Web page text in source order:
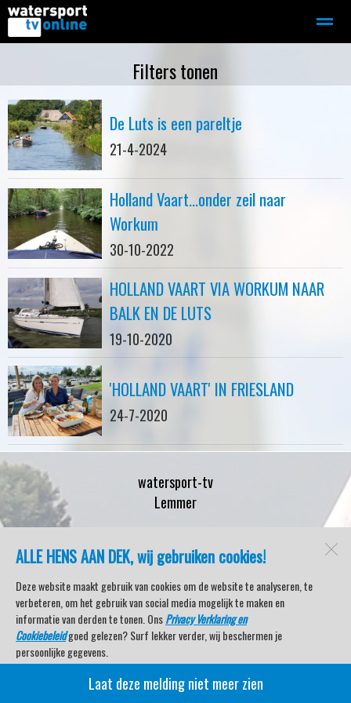
Motorboot-sloep Adverteren
Home Contact Bellen
ALLE HENS AAN DEK, wij gebruiken cookies!
Deze website maakt gebruik van cookies om de website te analyseren, te
verbeteren, om het gebruik van social media mogelijk te maken en
informatie van derden te tonen. OnsPrivacy Verklaring en
Cookiebeleidgoed gelezen? Surf lekker verder, wij beschermen je
persoonlijke gegevens.
Veel kijkplezier met Watersport TV Beleving & Nieuws!
Laat deze melding niet meer zien
Filters tonen
De Luts is een pareltje
21-4-2024
Holland Vaart...onder zeil naar
Workum
30-10-2022
HOLLAND VAART VIA WORKUM NAAR
BALK EN DE LUTS
19-10-2020
'HOLLAND VAART' IN FRIESLAND
24-7-2020
watersport-tv
Lemmer
Open desktopversie
SdH Vormgeving |Ziber DS4